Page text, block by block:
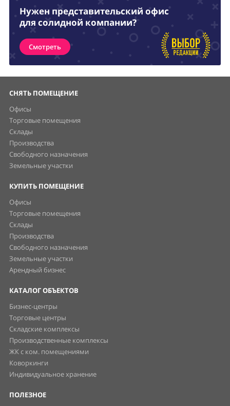
Нужен представительский офис
для солидной компании?
Смотреть
СНЯТЬ ПОМЕЩЕНИЕ
Офисы
Торговые помещения
Склады
Производства
Свободного назначения
Земельные участки
КУПИТЬ ПОМЕЩЕНИЕ
Офисы
Торговые помещения
Склады
Производства
Свободного назначения
Земельные участки
Арендный бизнес
КАТАЛОГ ОБЪЕКТОВ
Бизнес-центры
Торговые центры
Складские комплексы
Производственные комплексы
ЖК с ком. помещениями
Коворкинги
Индивидуальное хранение
ПОЛЕЗНОЕ